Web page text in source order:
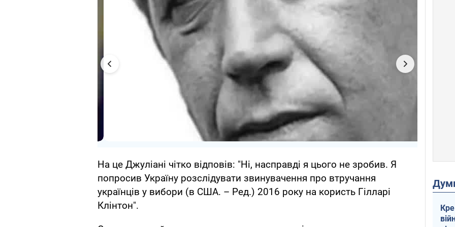
На це Джуліані чітко відповів: "Ні, насправді я цього не зробив. Я
попросив Україну розслідувати звинувачення про втручання
українців у вибори (в США. – Ред.) 2016 року на користь Гілларі
Клінтон".